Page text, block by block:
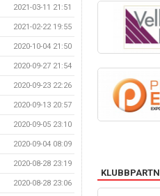
2021-03-11 21:51
2021-02-22 19:55
2020-10-04 21:50
2020-09-27 21:54
2020-09-23 22:26
2020-09-13 20:57
2020-09-05 23:10
2020-09-04 08:09
2020-08-28 23:19
2020-08-28 23:06